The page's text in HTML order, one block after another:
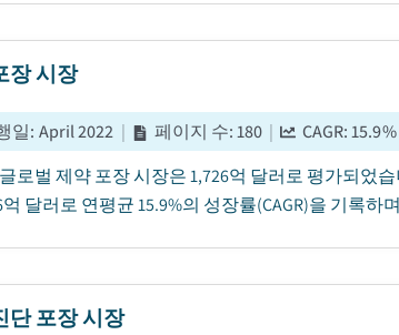
장 시장
일: April 2022 | 페이지 수:180 | CAGR:15.9%
로벌 제약 포장 시장은 1,726억 달러로 평가되었
억 달러로 연평균 15.9%의 성장률(CAGR)을 기록하
단 포장 시장